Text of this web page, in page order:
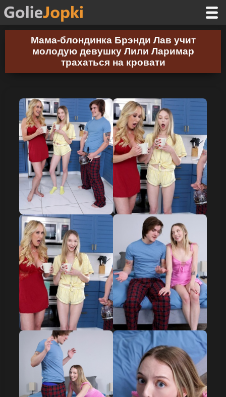
Мама-блондинка Брэнди Лав учит
молодую девушку Лили Ларимар
трахаться на кровати